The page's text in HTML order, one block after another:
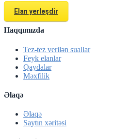
Elan yerləşdir
Haqqımızda
Tez-tez verilən suallar
Feyk elanlar
Qaydalar
Məxfilik
Əlaqə
Əlaqə
Saytın xəritəsi